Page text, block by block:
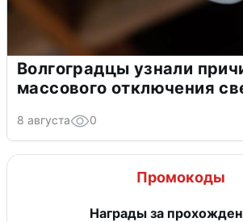
Волгоградцы узнали
массового отключения
8 августа 0
Промокоды
Награды за